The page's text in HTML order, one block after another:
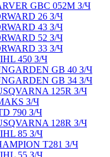
GBC 052M З/Ч
26 З/Ч
43 З/Ч
52 З/Ч
33 З/Ч
450 З/Ч
GB 40 З/Ч
GB 34 З/Ч
125R З/Ч
З/Ч
790 З/Ч
128R З/Ч
85 З/Ч
T281 З/Ч
55 З/Ч